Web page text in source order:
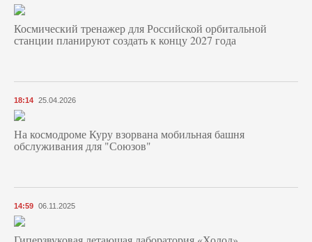
Космический тренажер для Российской орбитальной
станции планируют создать к концу 2027 года
18:14 25.04.2026
На космодроме Куру взорвана мобильная башня
обслуживания для "Союзов"
14:59 06.11.2025